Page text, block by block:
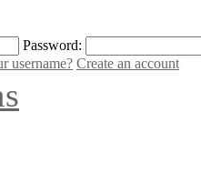
Password:
username? Create an account